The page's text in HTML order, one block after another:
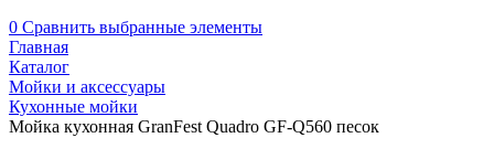
0 Сравнить выбранные элементы
Главная
Каталог
Мойки и аксессуары
Кухонные мойки
Мойка кухонная GranFest Quadro GF-Q560 песок